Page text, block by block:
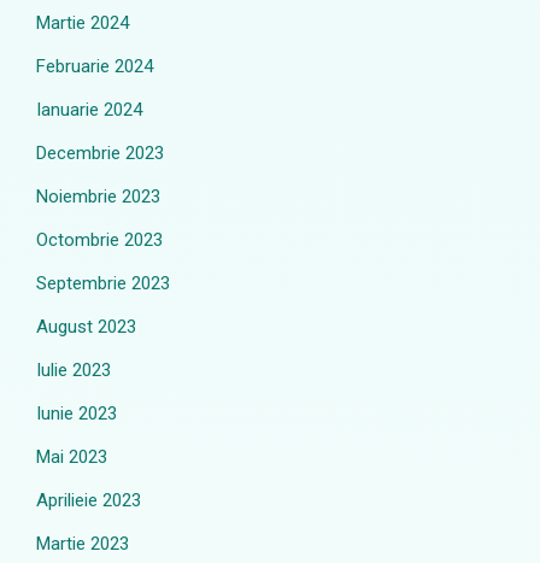
Martie 2024
Februarie 2024
Ianuarie 2024
Decembrie 2023
Noiembrie 2023
Octombrie 2023
Septembrie 2023
August 2023
Iulie 2023
Iunie 2023
Mai 2023
Aprilieie 2023
Martie 2023